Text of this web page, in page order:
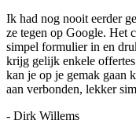
Ik had nog nooit eerder
ze tegen op Google. Het
simpel formulier in en
krijg gelijk enkele
kan je op je gemak gaan
aan verbonden, lekker
- Dirk Willems